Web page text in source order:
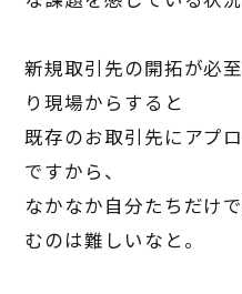
新規取引先の開拓が必
り現場からすると
既存のお取引先にアプ
ですから、
なかなか自分たちだけ
むのは難しいなと。